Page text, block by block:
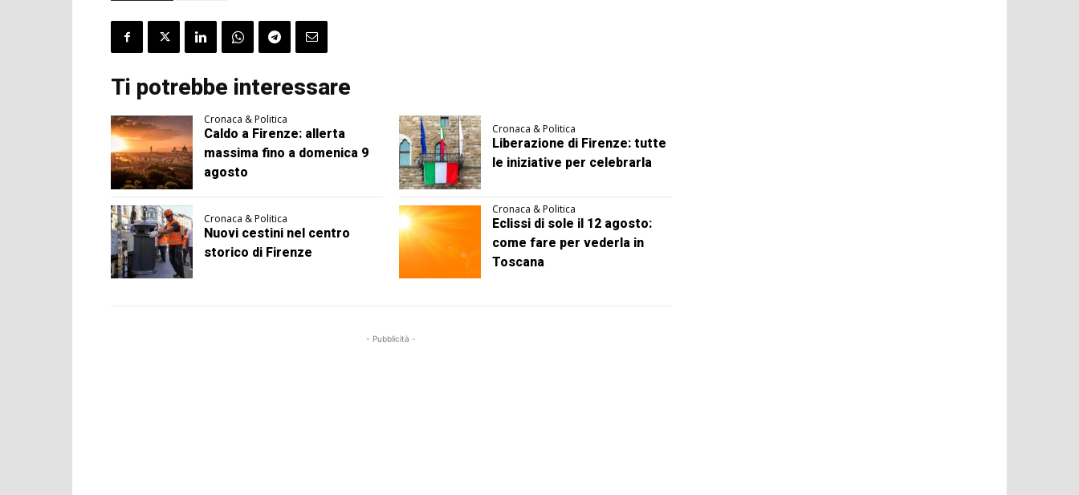
Ti potrebbe interessare
Cronaca & Politica
Caldo a Firenze: allerta
massima fino a domenica 9
agosto
Cronaca & Politica
Liberazione di Firenze: tutte
le iniziative per celebrarla
Cronaca & Politica
Nuovi cestini nel centro
storico di Firenze
Cronaca & Politica
Eclissi di sole il 12 agosto:
come fare per vederla in
Toscana
- Pubblicità -